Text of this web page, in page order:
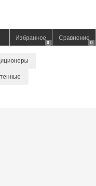
Избранное
0
Сравнение
0